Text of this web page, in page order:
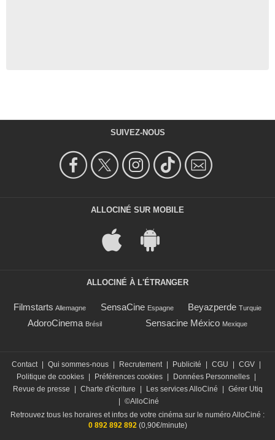
SUIVEZ-NOUS
ALLOCINÉ SUR MOBILE
ALLOCINÉ À L'ÉTRANGER
Filmstarts Allemagne SensaCine Espagne Beyazperde Turquie
AdoroCinema Brésil Sensacine México Mexique
Contact Qui sommes-nous Recrutement Publicité CGU CGV
Politique de cookies
Préférences cookies Données Personnelles
Revue de presse
Charte d'écriture Les services AlloCiné
Gérer Utiq
©AlloCiné
Retrouvez tous les horaires et infos de votre cinéma sur le numéro AlloCiné :
0 892 892 892(0,90€/minute)